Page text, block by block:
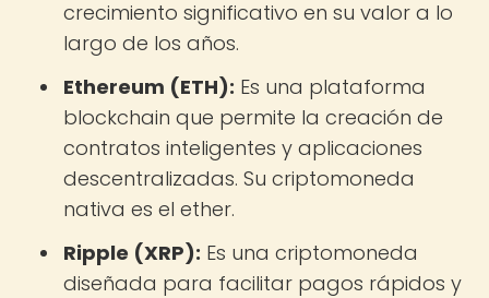
crecimiento significativo en su valor a lo
largo de los años.
Ethereum (ETH): Es una plataforma
blockchain que permite la creación de
contratos inteligentes y aplicaciones
descentralizadas. Su criptomoneda
nativa es el ether.
Ripple (XRP): Es una criptomoneda
diseñada para facilitar pagos rápidos y